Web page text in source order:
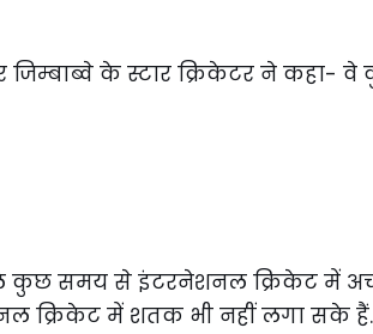
कुछ समय से इंटरनेशनल क्रिकेट में
क्रिकेट में शतक भी नहीं लगा सके